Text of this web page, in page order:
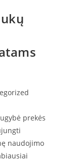
prekės
naudojimo